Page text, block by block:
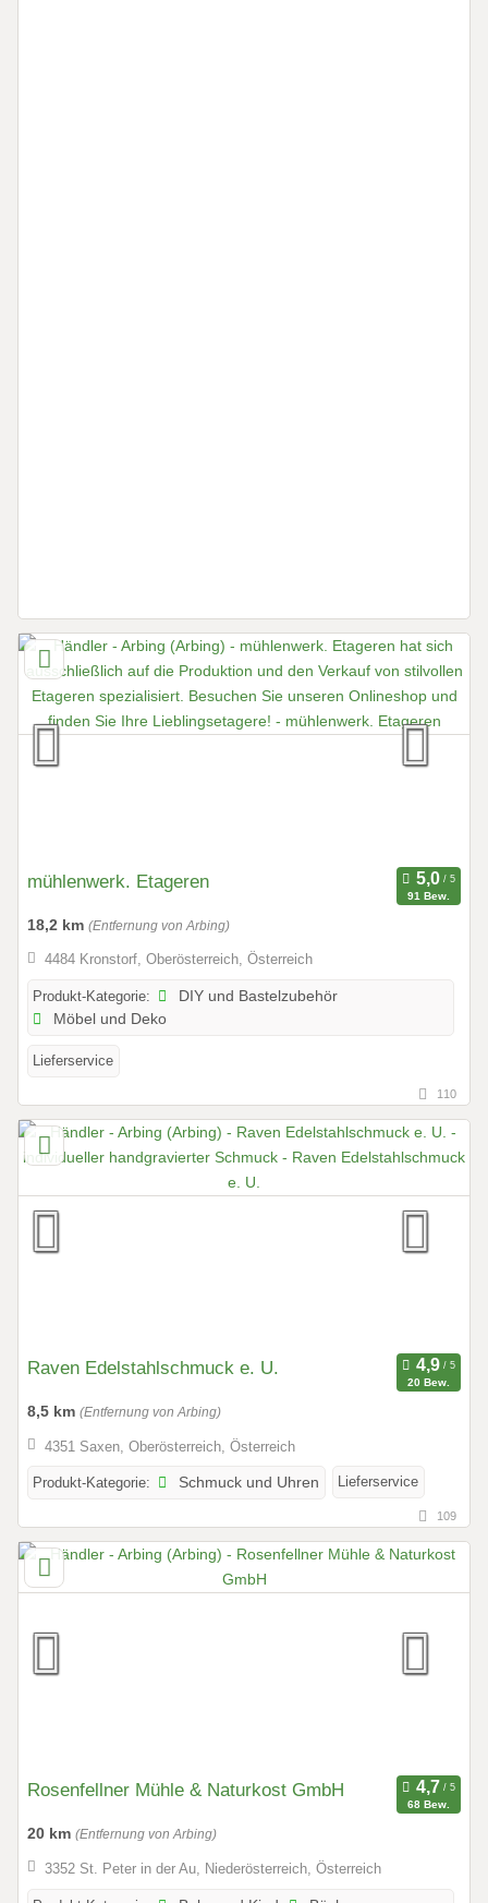
mühlenwerk. Etageren
91 Bew.
18,2 km (Entfernung von Arbing)
4484 Kronstorf, Oberösterreich, Österreich
Produkt-Kategorie:
DIY und Bastelzubehör
Möbel und Deko
Lieferservice
110
Raven Edelstahlschmuck e. U.
20 Bew.
8,5 km (Entfernung von Arbing)
4351 Saxen, Oberösterreich, Österreich
Produkt-Kategorie: Schmuck und Uhren Lieferservice
109
Rosenfellner Mühle & Naturkost GmbH
68 Bew.
20 km (Entfernung von Arbing)
3352 St. Peter in der Au, Niederösterreich, Österreich